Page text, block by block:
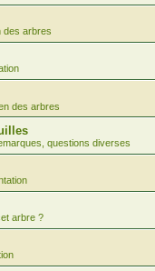
des arbres
des arbres
questions diverses
arbre ?